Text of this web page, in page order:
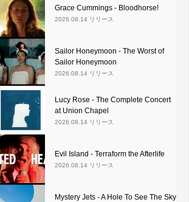
Grace Cummings - Bloodhorse!
2026.08.14 リリース
Sailor Honeymoon - The Worst of
Sailor Honeymoon
2026.08.14 リリース
Lucy Rose - The Complete Concert
at Union Chapel
2026.08.14 リリース
Evil Island - Terraform the Afterlife
2026.08.14 リリース
Mystery Jets - A Hole To See The Sky